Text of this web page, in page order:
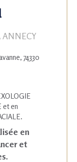
ANNECY
74330
et en
en
et